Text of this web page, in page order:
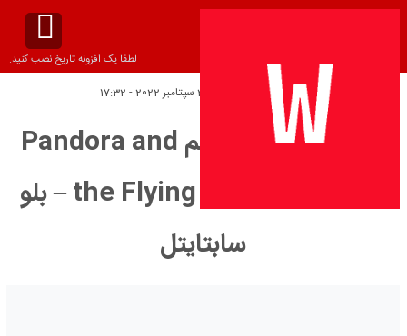
لطفا یک افزونه تاریخ نصب کنید.
تاریخ انتشار:
دانلود زیرنویس فیلم Pandora and
the Flying Dutchman 1951 – بلو
سابتايتل